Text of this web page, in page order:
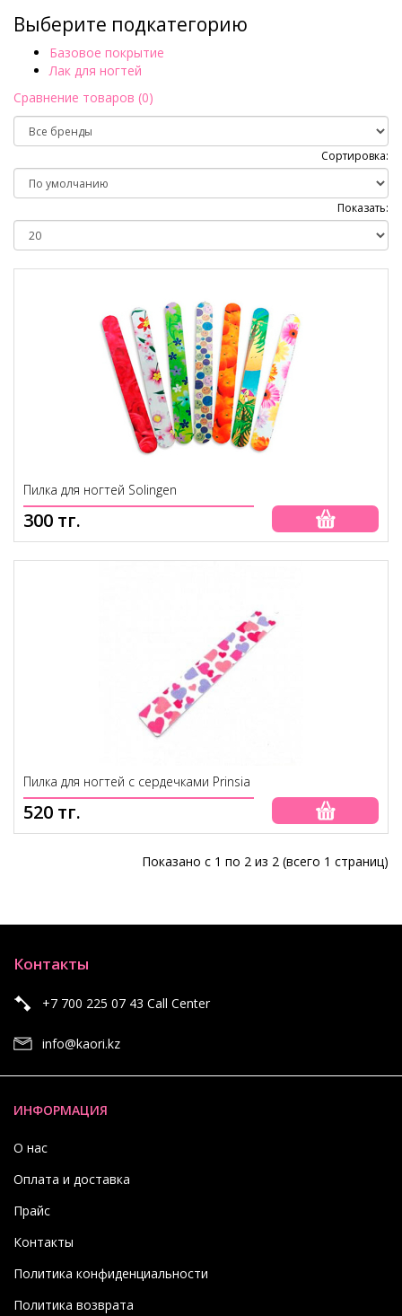
Выберите подкатегорию
Базовое покрытие
Лак для ногтей
Сравнение товаров (0)
Сортировка:
Показать:
Пилка для ногтей Solingen
300 тг.
Пилка для ногтей с сердечками Prinsia
520 тг.
Показано с 1 по 2 из 2 (всего 1 страниц)
Контакты
+7 700 225 07 43 Call Center
info@kaori.kz
ИНФОРМАЦИЯ
О нас
Оплата и доставка
Прайс
Контакты
Политика конфиденциальности
Политика возврата